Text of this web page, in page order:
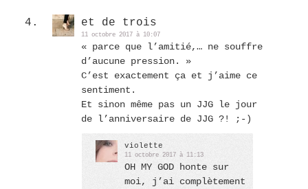
et de trois
11 octobre 2017 à 10:07
« parce que l’amitié,… ne souffre
d’aucune pression. »
C’est exactement ça et j’aime ce
sentiment.
Et sinon même pas un JJG le jour
de l’anniversaire de JJG ?! ;-)
violette
11 octobre 2017 à 11:13
OH MY GOD honte sur
moi, j’ai complètement